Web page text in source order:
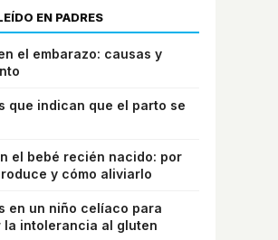
EN PADRES
el embarazo: causas y
que indican que el parto se
el bebé recién nacido: por
y cómo aliviarlo
en un niño celíaco para
la intolerancia al gluten